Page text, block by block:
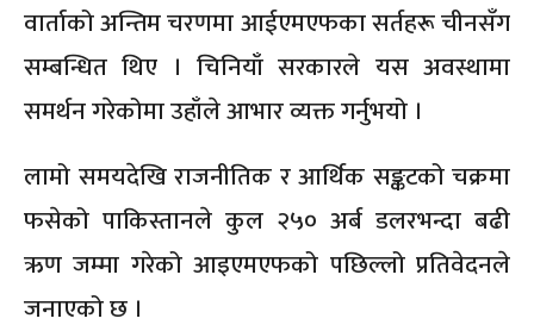
वार्ताको अन्तिम चरणमा आईएमएफका सर्तहरू चीनसँग
सम्बन्धित थिए । चिनियाँ सरकारले यस अवस्थामा
समर्थन गरेकोमा उहाँले आभार व्यक्त गर्नुभयो ।
लामो समयदेखि राजनीतिक र आर्थिक सङ्कटको चक्रमा
फसेको पाकिस्तानले कुल २५० अर्ब डलरभन्दा बढी
ऋण जम्मा गरेको आइएमएफको पछिल्लो प्रतिवेदनले
जनाएको छ ।